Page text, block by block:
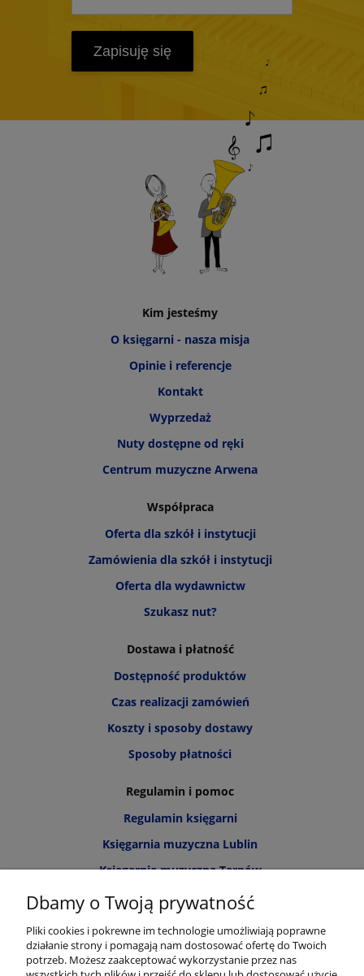
Zapisuję się
Kim jesteśmy
O księgarni - nasza misja
Opinie i referencje
Kontakt
Wyprzedaż
Nuty dostępne od ręki
Centrum muzyczne Arwena
Współpraca
Oferta dla szkół i instytucji
Zamówienia dla szkół i instytucji
Oferta dla wydawnictw
Szukasz nut?
Dostawa i płatność
Dostępność produktów
Czas realizacji zamówień
Koszty i sposoby dostawy
Sposoby płatności
Regulamin i pomoc
Regulamin księgarni
Księgarnia muzyczna Lublin
Księgarnia muzyczna Tarnów
Informacja o cookies
Zwroty i reklamacje
Dbamy o Twoją prywatność
Pliki cookies i pokrewne im technologie umożliwiają poprawne
działanie strony i pomagają nam dostosować ofertę do Twoich
potrzeb. Możesz zaakceptować wykorzystanie przez nas